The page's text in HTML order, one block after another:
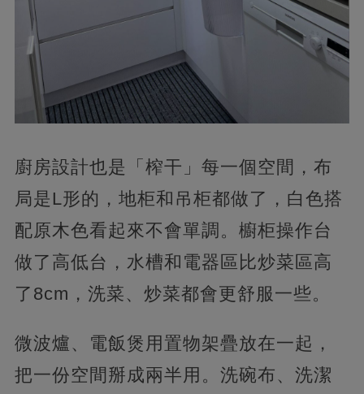
廚房設計也是「榨干」每一個空間，布
局是L形的，地柜和吊柜都做了，白色搭
配原木色看起來不會單調。櫥柜操作台
做了高低台，水槽和電器區比炒菜區高
了8cm，洗菜、炒菜都會更舒服一些。
微波爐、電飯煲用置物架疊放在一起，
把一份空間掰成兩半用。洗碗布、洗潔